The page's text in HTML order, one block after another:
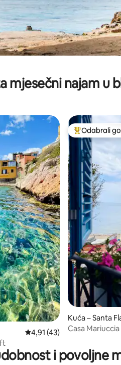
mjesečni najam u
Prosječna ocjena: 4,91/5,
4,91 (43)
Među najviše
Odabrali
Kuća – Santa
Casa
i povoljne